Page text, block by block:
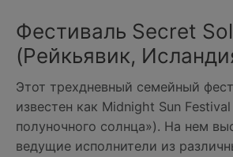
Фестиваль Secret
(Рейкьявик,
Этот трехдневный семейный
известен как Midnight Sun
полуночного солнца»). На нем
ведущие исполнители из